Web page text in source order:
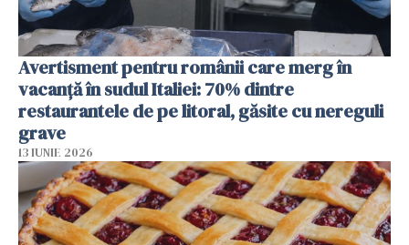
Avertisment pentru românii care merg în
vacanță în sudul Italiei: 70% dintre
restaurantele de pe litoral, găsite cu nereguli
grave
13 IUNIE 2026